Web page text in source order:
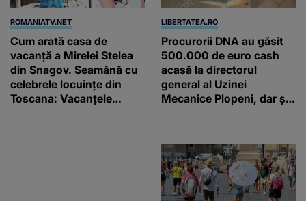
ROMANIATV.NET
Cum arată casa de
vacanță a Mirelei Stelea
din Snagov. Seamănă cu
celebrele locuințe din
Toscana: Vacanţele
LIBERTATEA.RO
Procurorii DNA au găsit
500.000 de euro cash
acasă la directorul
general al Uzinei
Mecanice Plopeni, dar și